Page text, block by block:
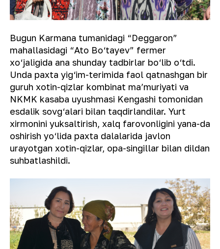
Bugun Karmana tumanidagi “Deggaron”
mahallasidagi “Ato Bo‘tayev” fermer
xo‘jaligida ana shunday tadbirlar bo‘lib o‘tdi.
Unda paxta yig‘im-terimida faol qatnashgan bir
guruh xotin-qizlar kombinat maʼmuriyati va
NKMK kasaba uyushmasi Kengashi tomonidan
esdalik sovg‘alari bilan taqdirlandilar. Yurt
xirmonini yuksaltirish, xalq farovonligini yana-da
oshirish yo‘lida paxta dalalarida javlon
urayotgan xotin-qizlar, opa-singillar bilan dildan
suhbatlashildi.